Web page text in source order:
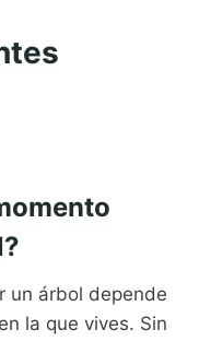
un árbol depende
la que vives. Sin